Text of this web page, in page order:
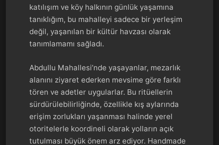
katılışım ve köy halkının günlük yaşamına
tanıklığım, bu mahalleyi sadece bir yerleşim
değil, yaşanılan bir kültür havzası olarak
tanımlamamı sağladı.
Abdullu Mahallesi’nde yaşayanlar, mezarlık
alanını ziyaret ederken mevsime göre farklı
tören ve adetler uygularlar. Bu ritüellerin
sürdürülebilirliğinde, özellikle kış aylarında
erişim zorlukları yaşanması halinde yerel
otoritelerle koordineli olarak yolların açık
tutulması büyük önem arz ediyor. Handmade